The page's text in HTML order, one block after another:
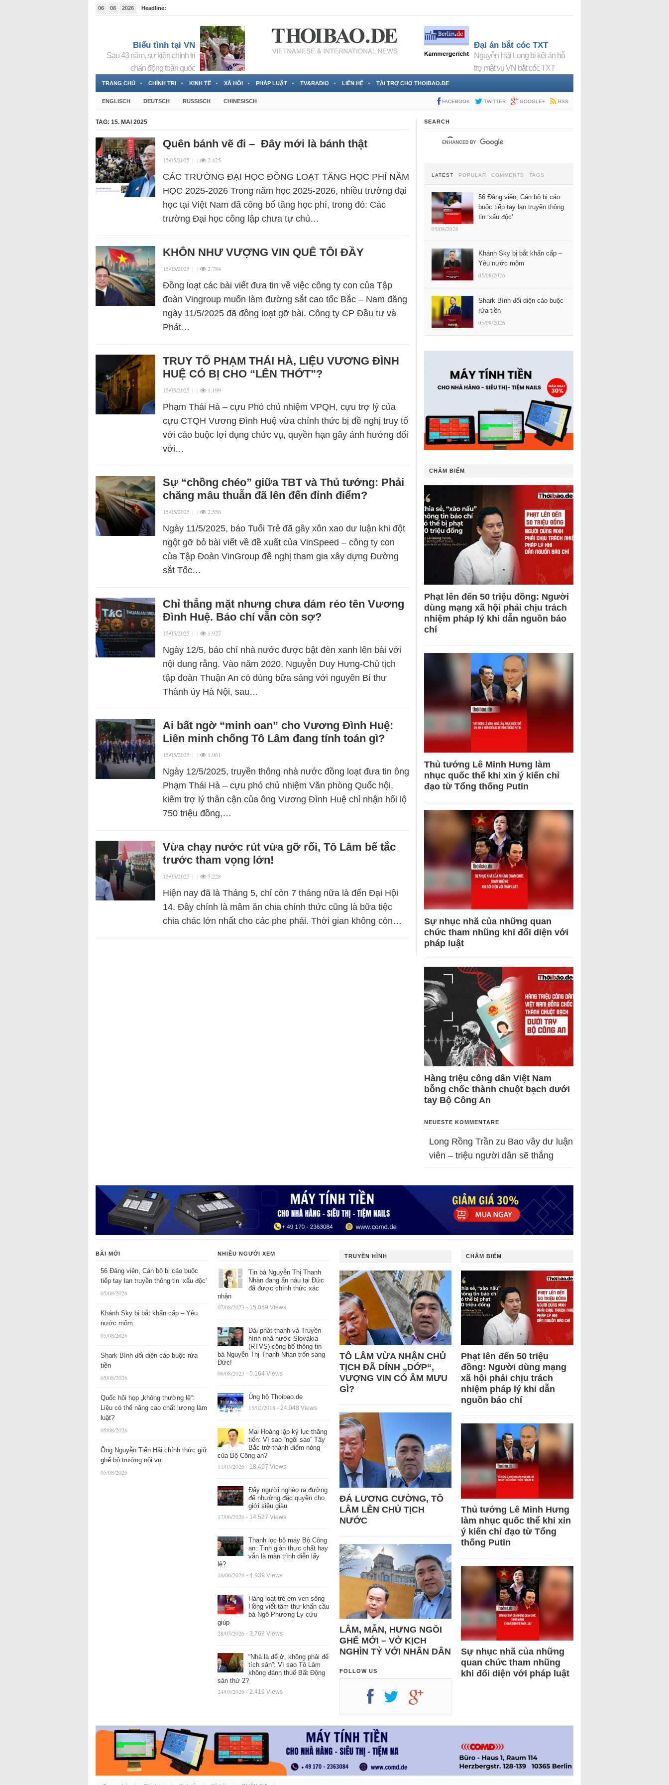
06 08 2026
Headline:
Biểu tình tại VN
Sau 43 năm, sự kiện chính trị
chấn động toàn quốc
Đại án bắt cóc TXT
Nguyễn Hải Long bị kết án hỗ
trợ mật vụ VN bắt cóc TXT
TRANG CHỦ CHÍNH TRỊ KINH TẾ XÃ HỘI PHÁP LUẬT TV&RADIO LIÊN HỆ TÀI TRỢ CHO THOIBAO.DE
ENGLISCH DEUTSCH RUSSISCH CHINESISCH FACEBOOK TWITTER GOOGLE+ RSS
TAG: 15. MAI 2025
Quên bánh vẽ đi – Đây mới là bánh thật
15/05/2025 | | 2.425
CÁC TRƯỜNG ĐẠI HỌC ĐỒNG LOẠT TĂNG HỌC PHÍ NĂM
HỌC 2025-2026 Trong năm học 2025-2026, nhiều trường đại
học tại Việt Nam đã công bố tăng học phí, trong đó: Các
trường Đại học công lập chưa tự chủ…
KHÔN NHƯ VƯỢNG VIN QUÊ TÔI ĐẦY
15/05/2025 | | 2.784
Đồng loạt các bài viết đưa tin về việc công ty con của Tập
đoàn Vingroup muốn làm đường sắt cao tốc Bắc – Nam đăng
ngày 11/5/2025 đã đồng loạt gỡ bài. Công ty CP Đầu tư và
Phát…
TRUY TỐ PHẠM THÁI HÀ, LIỆU VƯƠNG ĐÌNH
HUỆ CÓ BỊ CHO “LÊN THỚT”?
15/05/2025 | | 1.199
Phạm Thái Hà – cựu Phó chủ nhiệm VPQH, cựu trợ lý của
cựu CTQH Vương Đình Huệ vừa chính thức bị đề nghị truy tố
với cáo buộc lợi dụng chức vụ, quyền hạn gây ảnh hưởng đối
với…
Sự “chồng chéo” giữa TBT và Thủ tướng: Phải
chăng mâu thuẫn đã lên đến đỉnh điểm?
15/05/2025 | | 2.556
Ngày 11/5/2025, báo Tuổi Trẻ đã gây xôn xao dư luận khi đột
ngột gỡ bỏ bài viết về đề xuất của VinSpeed – công ty con
của Tập Đoàn VinGroup đề nghị tham gia xây dựng Đường
sắt Tốc…
Chỉ thẳng mặt nhưng chưa dám réo tên Vương
Đình Huệ. Báo chí vẫn còn sợ?
15/05/2025 | | 1.927
Ngày 12/5, báo chí nhà nước được bật đèn xanh lên bài với
nội dung rằng. Vào năm 2020, Nguyễn Duy Hưng-Chủ tịch
tập đoàn Thuận An có dùng bữa sáng với nguyên Bí thư
Thành ủy Hà Nội, sau…
Ai bất ngờ “minh oan” cho Vương Đình Huệ:
Liên minh chống Tô Lâm đang tính toán gì?
15/05/2025 | | 1.961
Ngày 12/5/2025, truyền thông nhà nước đồng loạt đưa tin ông
Phạm Thái Hà – cựu phó chủ nhiệm Văn phòng Quốc hội,
kiêm trợ lý thân cận của ông Vương Đình Huệ chỉ nhận hối lộ
750 triệu đồng,…
Vừa chạy nước rút vừa gỡ rối, Tô Lâm bế tắc
trước tham vọng lớn!
15/05/2025 | | 5.228
Hiện nay đã là Tháng 5, chỉ còn 7 tháng nữa là đến Đại Hội
14. Đây chính là mâm ăn chia chính thức cũng là bữa tiệc
chia chác lớn nhất cho các phe phái. Thời gian không còn…
SEARCH
LATEST POPULAR COMMENTS TAGS
56 Đảng viên, Cán bộ bị cáo
buộc tiếp tay lan truyền thông
tin ‘xấu độc’
05/08/2026
Khánh Sky bị bắt khẩn cấp –
Yêu nước mõm
05/08/2026
Shark Bình đối diện cáo buộc
rửa tiền
05/08/2026
CHÂM BIẾM
Phạt lên đến 50 triệu đồng: Người
dùng mạng xã hội phải chịu trách
nhiệm pháp lý khi dẫn nguồn báo
chí
Thủ tướng Lê Minh Hưng làm
nhục quốc thể khi xin ý kiến chỉ
đạo từ Tổng thống Putin
Sự nhục nhã của những quan
chức tham nhũng khi đối diện với
pháp luật
Hàng triệu công dân Việt Nam
bỗng chốc thành chuột bạch dưới
tay Bộ Công An
NEUESTE KOMMENTARE
Long Rồng Trần zu Bao vây dư luận
viên – triệu người dân sẽ thắng
BÀI MỚI
56 Đảng viên, Cán bộ bị cáo buộc
tiếp tay lan truyền thông tin ‘xấu độc’
05/08/2026
Khánh Sky bị bắt khẩn cấp – Yêu
nước mõm
05/08/2026
Shark Bình đối diện cáo buộc rửa
tiền
05/08/2026
Quốc hội họp „không thường lệ“:
Liệu có thể nâng cao chất lượng làm
luật?
05/08/2026
Ông Nguyễn Tiến Hải chính thức giữ
ghế bộ trưởng nội vụ
05/08/2026
NHIỀU NGƯỜI XEM
Tin bà Nguyễn Thị Thanh
Nhàn đang ẩn náu tại Đức
đã được chính thức xác
nhận
07/08/2023 - 15.059 Views
Đài phát thanh và Truyền
hình nhà nước Slovakia
(RTVS) công bố thông tin
bà Nguyễn Thị Thanh Nhàn trốn sang
Đức!
06/08/2023 - 5.164 Views
Ủng hộ Thoibao.de
15/02/2018 - 24.048 Views
Mai Hoàng lập kỷ lục thăng
tiến: Vì sao “ngôi sao” Tây
Bắc trở thành điểm nóng
của Bộ Công an?
11/05/2026 - 18.497 Views
Đẩy người nghèo ra đường
để nhường đặc quyền cho
giới siêu giàu
17/06/2026 - 14.527 Views
Thanh lọc bộ máy Bộ Công
an: Tinh giản thực chất hay
vẫn là màn trình diễn lấy
lệ?
16/06/2026 - 4.939 Views
Hàng loạt trẻ em ven sông
Hồng viết tâm thư khẩn cầu
bà Ngô Phương Ly cứu
giúp
28/05/2026 - 3.768 Views
“Nhà là để ở, không phải để
tích sản”: Vì sao Tô Lâm
không đánh thuế Bất Động
sản thứ 2?
24/05/2026 - 2.419 Views
TRUYỀN HÌNH
TÔ LÂM VỪA NHẬN CHỦ
TỊCH ĐÃ DÍNH „DỚP“,
VƯỢNG VIN CÓ ÂM MƯU
GÌ?
ĐÁ LƯƠNG CƯỜNG, TÔ
LÂM LÊN CHỦ TỊCH
NƯỚC
LÂM, MẪN, HƯNG NGỒI
GHẾ MỚI – VỞ KỊCH
NGHÌN TỶ VỚI NHÂN DÂN
FOLLOW US
CHÂM BIẾM
Phạt lên đến 50 triệu
đồng: Người dùng mạng
xã hội phải chịu trách
nhiệm pháp lý khi dẫn
nguồn báo chí
Thủ tướng Lê Minh Hưng
làm nhục quốc thể khi xin
ý kiến chỉ đạo từ Tổng
thống Putin
Sự nhục nhã của những
quan chức tham nhũng
khi đối diện với pháp luật